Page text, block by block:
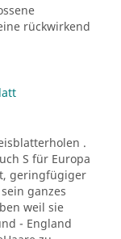
rückwirkend
.
S für Europa
geringfügiger
ganzes
weil sie
- England